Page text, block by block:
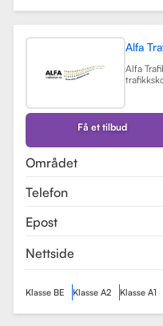
Alfa
Alfa
bredt
både
Få et tilbud
Området
Telefon
Epost
Nettside
Klasse BE Klasse A2 Klasse A1